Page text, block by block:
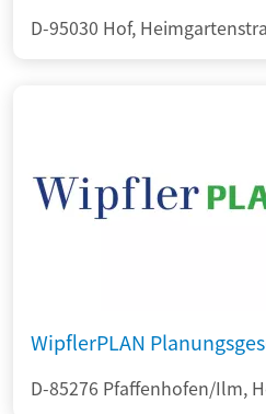
D-95030 Hof,
WipflerPLAN
D-85276 Pfaffenhofen/Ilm,